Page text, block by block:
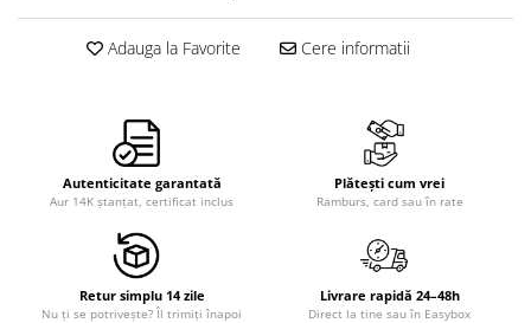
Adauga la Favorite Cere informatii
Autenticitate garantată
Aur 14K ștanțat, certificat inclus
Plătești cum vrei
Ramburs, card sau în rate
Retur simplu 14 zile
Nu ți se potrivește? Îl trimiți înapoi
Livrare rapidă 24–48h
Direct la tine sau în Easybox